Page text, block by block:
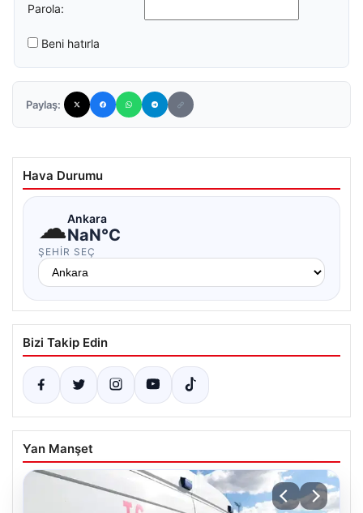
Parola:
Beni hatırla
Paylaş:
Hava Durumu
☁Ankara
NaN°C
ŞEHIR SEÇ
Bizi Takip Edin
Yan Manşet